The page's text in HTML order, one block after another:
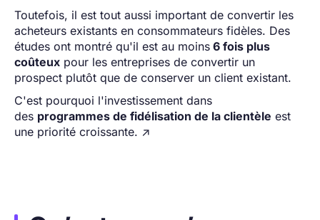
Toutefois, il est tout aussi important de convertir les
acheteurs existants en consommateurs fidèles. Des
études ont montré qu'il est au moins 6 fois plus
coûteux pour les entreprises de convertir un
prospect plutôt que de conserver un client existant.
C'est pourquoi l'investissement dans
des programmes de fidélisation de la clientèle est
une priorité croissante. ↗️